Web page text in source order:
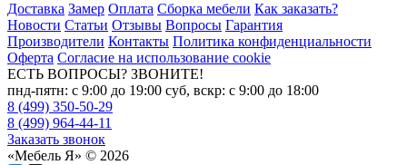
Доставка Замер Оплата Сборка мебели Как заказать?
Новости Статьи Отзывы Вопросы Гарантия
Производители Контакты Политика конфиденциальности
Оферта Согласие на использование cookie
ЕСТЬ ВОПРОСЫ? ЗВОНИТЕ!
пнд-пятн: с 9:00 до 19:00 суб, вскр: с 9:00 до 18:00
8 (499) 350-50-29
8 (499) 964-44-11
Заказать звонок
«Мебель Я» © 2026